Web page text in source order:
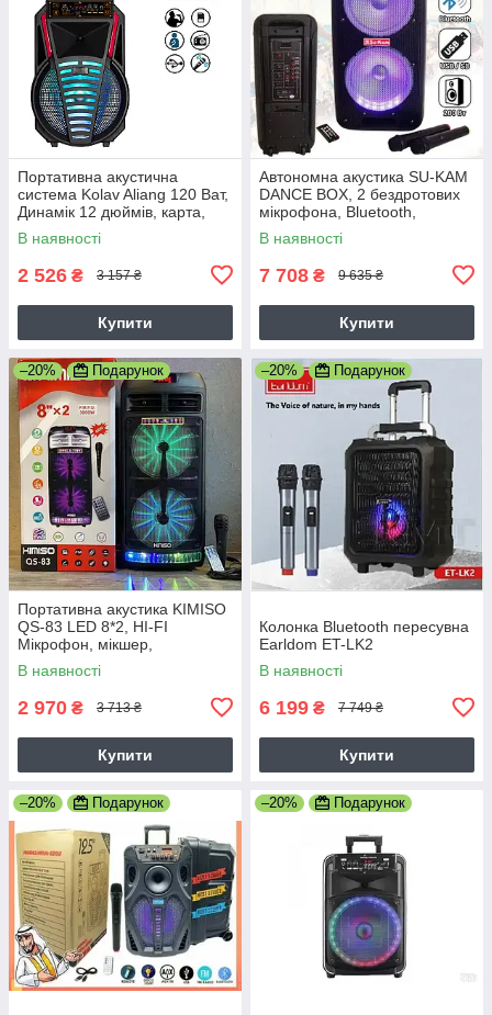
Портативна акустична
система Kolav Aliang 120 Ват,
Динамік 12 дюймів, карта,
Світломузика 120F
В наявності
2 526 ₴ 3 157 ₴
Купити
Автономна акустика SU-KAM
DANCE BOX, 2 бездротових
мікрофона, Bluetooth,
Потужність 200 Вт,
Світломузика
В наявності
7 708 ₴ 9 635 ₴
Купити
–20% Подарунок
Портативна акустика KIMISO
QS-83 LED 8*2, HI-FI
Мікрофон, мікшер,
світломузика, потужність 70
Вт
В наявності
2 970 ₴ 3 713 ₴
Купити
–20% Подарунок
Колонка Bluetooth пересувна
Earldom ET-LK2
В наявності
6 199 ₴ 7 749 ₴
Купити
–20% Подарунок –20% Подарунок